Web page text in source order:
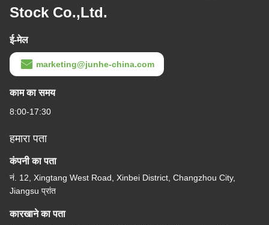
Stock Co.,Ltd.
ई-मेल
marketing@junhe-china.com
काम का समय
8:00-17:30
हमारा पता
कंपनी का पता
नं. 12, Xingtang West Road, Xinbei District, Changzhou City,
Jiangsu प्रांत
कारखाने का पता